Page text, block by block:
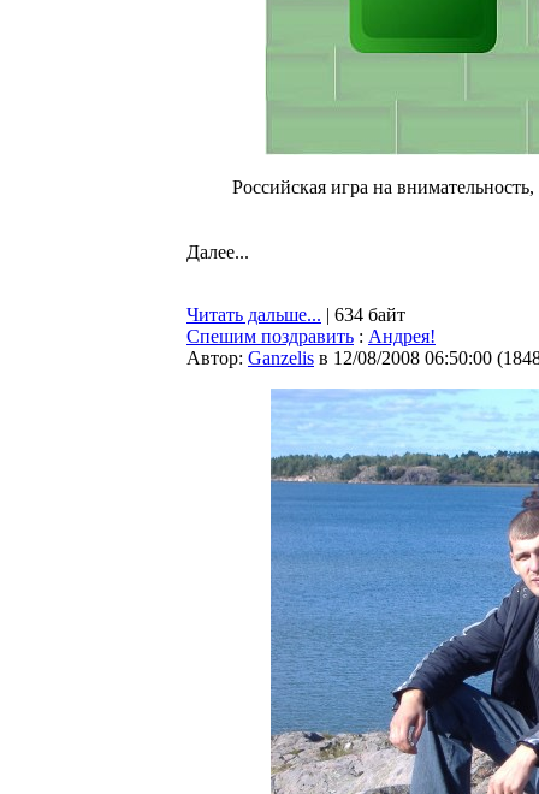
Российская игра на
Далее...
Читать дальше... | 634 байт
Спешим поздравить : Андрея!
Автор: Ganzelis в 12/08/2008 06:50:00 (